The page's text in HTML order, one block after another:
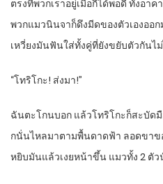
ตรงที่พวกเราอยู่เมื่อกี้ได้พอดี ทั้งอา
พวกแมวนินจาก็ดึงมีดของตัวเองออ
เหวี่ยงมันฟันใส่ทั้งคู่ที่ยังขยับตัวกันไ
“โทริโกะ! ส่งมา!”
ฉันตะโกนบอก แล้วโทริโกะก็สะบัด
กนั่นไหลมาตามพื้นดาดฟ้า ลอดขา
หยิบมันแล้วเงยหน้าขึ้น แมวทั้ง 2 ตั